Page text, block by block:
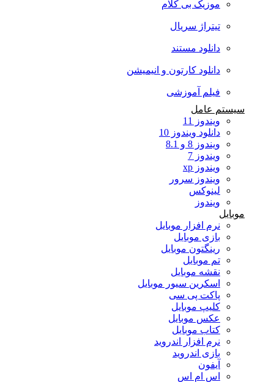
موزیک بی کلام
تیتراژ سریال
دانلود مستند
دانلود کارتون و انیمیشن
فیلم آموزشی
سیستم عامل
ویندوز 11
دانلود ویندوز 10
ویندوز 8 و 8.1
ویندوز 7
ویندوز xp
ویندوز سرور
لینوکس
ویندوز
موبایل
نرم افزار موبایل
بازی موبایل
رینگتون موبایل
تم موبایل
نقشه موبایل
اسکرین سیور موبایل
پاکت پی سی
کلیپ موبایل
عکس موبایل
کتاب موبایل
نرم افزار اندروید
بازی اندروید
آیفون
اس ام اس